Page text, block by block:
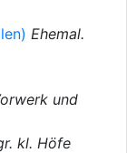
Ehemal.
und
kl. Höfe